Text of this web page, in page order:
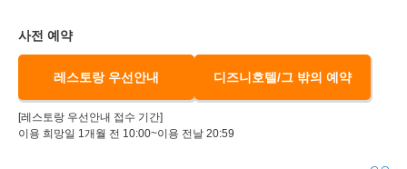
사전 예약
레스토랑 우선안내 디즈니호텔/그 밖의 예약
[레스토랑 우선안내 접수 기간]
이용 희망일 1개월 전 10:00~이용 전날 20:59